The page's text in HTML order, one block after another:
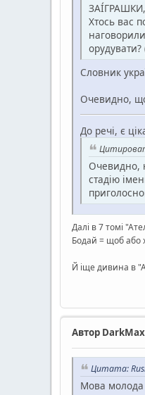
ЗАІ́ГРАШКИ,
Хтось вас
Словник
Очевидно,
До речі, є
Очевидно,
стадію
Далі в 7 томі
Бодай = щоб або
Й іще дивина в
Автор
Цитата:
Мова молода